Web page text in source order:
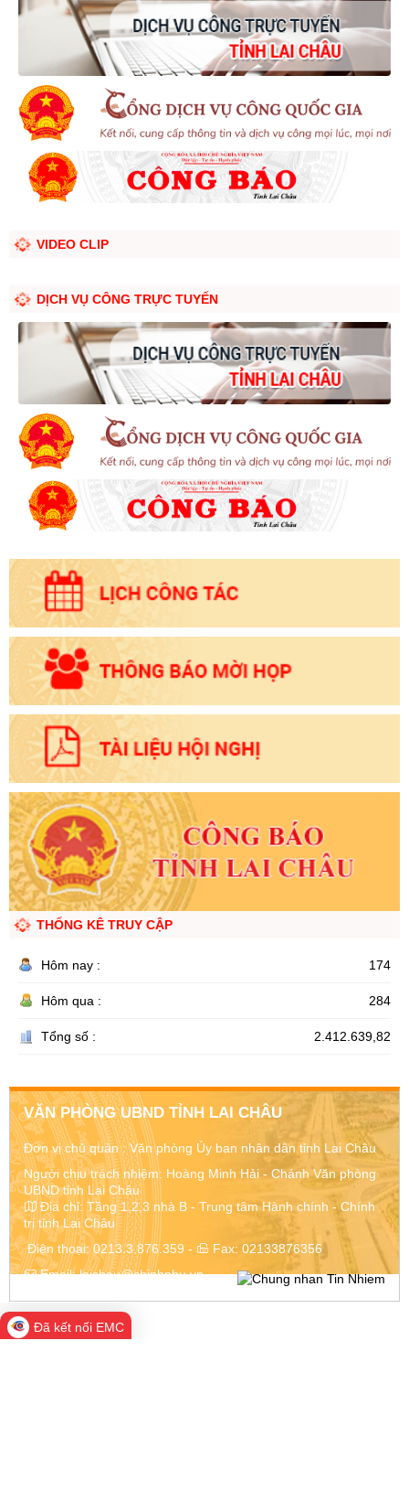
VIDEO CLIP
DỊCH VỤ CÔNG TRỰC TUYẾN
THỐNG KÊ TRUY CẬP
Hôm nay : 174
Hôm qua : 284
Tổng số : 2.412.639,82
VĂN PHÒNG UBND TỈNH LAI CHÂU
Đơn vị chủ quản :Văn phòng Ủy ban nhân dân tỉnh Lai Châu
Người chịu trách nhiệm: Hoàng Minh Hải - Chánh Văn phòng
UBND tỉnh Lai Châu
Địa chỉ: Tầng 1,2,3 nhà B - Trung tâm Hành chính - Chính
trị tỉnh Lai Châu
Điện thoại:0213.3.876.359 - Fax: 02133876356
Email:laichau@chinhphu.vn
Đã kết nối EMC